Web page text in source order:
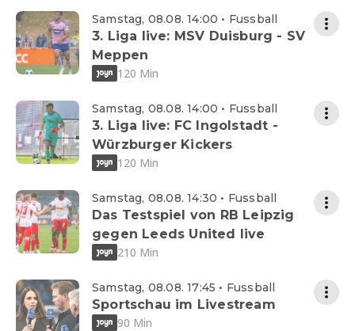
Samstag, 08.08. 14:00 • Fussball
3. Liga live: MSV Duisburg - SV
Meppen
120 Min
Samstag, 08.08. 14:00 • Fussball
3. Liga live: FC Ingolstadt -
Würzburger Kickers
120 Min
Samstag, 08.08. 14:30 • Fussball
Das Testspiel von RB Leipzig
gegen Leeds United live
210 Min
Samstag, 08.08. 17:45 • Fussball
Sportschau im Livestream
90 Min